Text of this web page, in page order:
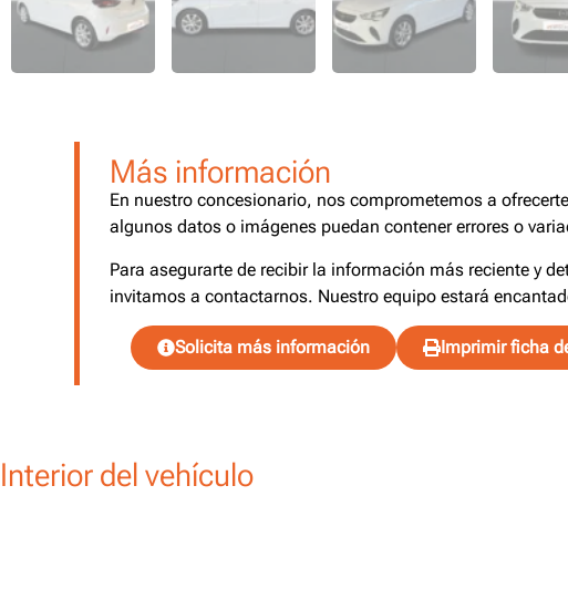
Más información
En nuestro concesionario, nos comprometemos a
algunos datos o imágenes puedan contener errores o
Para asegurarte de recibir la información más reciente y
invitamos a contactarnos. Nuestro equipo estará
Solicita más información Imprimir ficha
Interior del vehículo